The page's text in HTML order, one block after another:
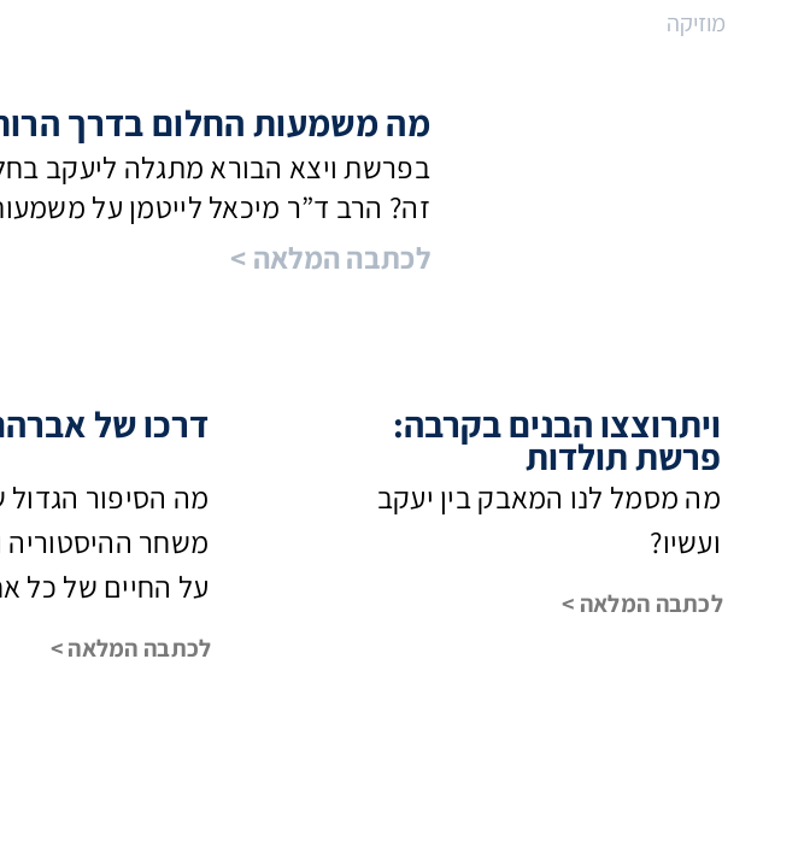
מה משמעות החלום בדרך
בפרשת ויצא הבורא מתגלה ליעקב
זה? הרב ד”ר מיכאל לייטמן על
< לכתבה המלאה
מוזיקה
ויתרוצצו הבנים בקרבה:
פרשת תולדות
מה מסמל לנו המאבק בין יעקב
ועשיו?
לכתבה המלאה >
דרכו של
מה הסיפור הגדול
משחר ההיסטוריה
על החיים של כל
לכתבה המלאה >